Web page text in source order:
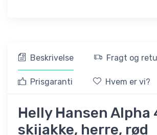
Beskrivelse Fragt og
Prisgaranti Hvem er vi?
Helly Hansen Alpha
skijakke, herre, rød